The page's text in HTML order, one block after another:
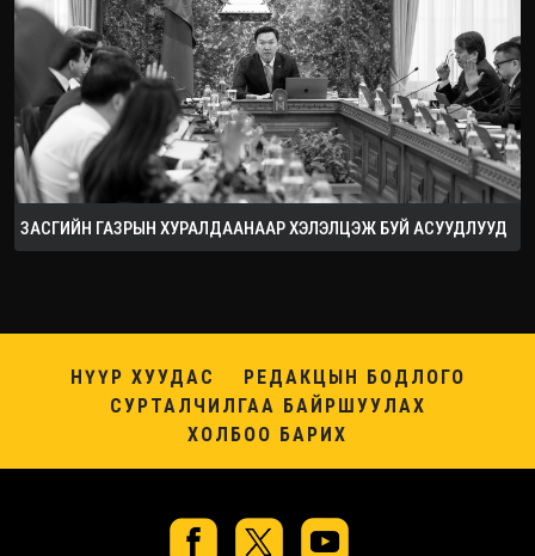
ЗАСГИЙН ГАЗРЫН ХУРАЛДААНААР ХЭЛЭЛЦЭЖ БУЙ АСУУДЛУУД
НҮҮР ХУУДАС
РЕДАКЦЫН БОДЛОГО
СУРТАЛЧИЛГАА БАЙРШУУЛАХ
ХОЛБОО БАРИХ